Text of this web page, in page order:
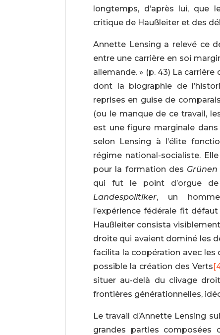
longtemps, d’après lui, que
critique de Haußleiter et des
Annette Lensing a relevé ce
entre une carrière en soi
allemande. » (p. 43) La carrière
dont la biographie de
reprises en guise de
(ou le manque de ce travail,
est une figure marginale
selon Lensing à l’élite
régime national-socialiste.
pour la formation des Grünen
qui fut le point d’orgue
Landespolitiker, un homme
l’expérience fédérale fit
Haußleiter consista
droite qui avaient dominé les
facilita la coopération avec les
possible la création des Verts
situer au-delà du clivage
frontières générationnelles,
Le travail d’Annette Lensing
grandes parties composées